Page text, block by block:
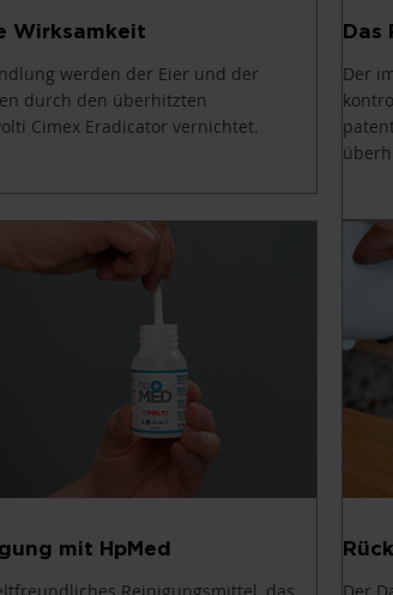
Wirksamkeit
werden der Eier und der
durch den überhitzten
Cimex Eradicator vernichtet.
Das
Der
mit HpMed
Reinigungsmittel, das
Der